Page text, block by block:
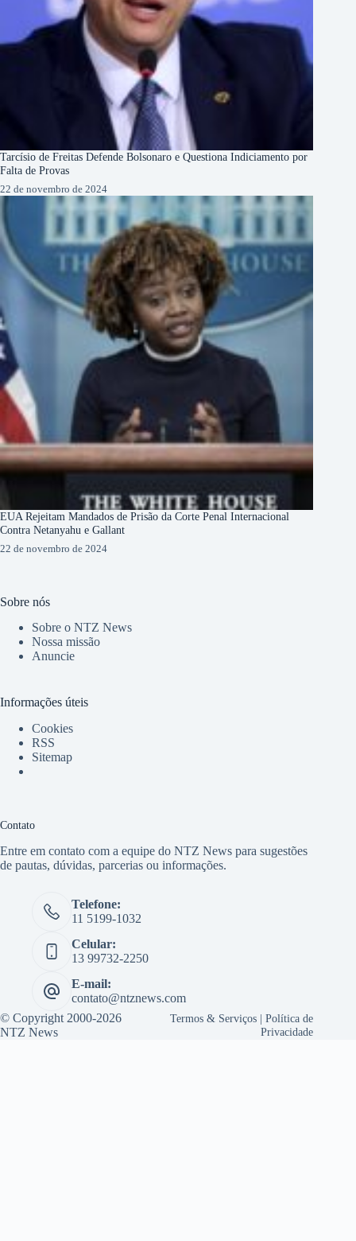
Tarcísio de Freitas Defende Bolsonaro e Questiona Indiciamento por
Falta de Provas
22 de novembro de 2024
EUA Rejeitam Mandados de Prisão da Corte Penal Internacional
Contra Netanyahu e Gallant
22 de novembro de 2024
Sobre nós
Sobre o NTZ News
Nossa missão
Anuncie
Informações úteis
Cookies
RSS
Sitemap
Contato
Entre em contato com a equipe do NTZ News para sugestões
de pautas, dúvidas, parcerias ou informações.
Telefone:
11 5199-1032
Celular:
13 99732-2250
E-mail:
contato@ntznews.com
© Copyright 2000-2026
NTZ News
Termos & Serviços |Política de
Privacidade